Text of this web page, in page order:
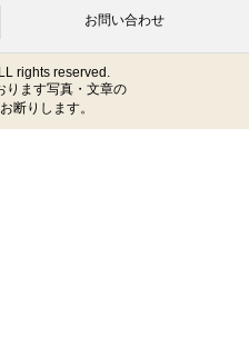
お問い合わせ
rights reserved.
ります写真・文章の
断りします。